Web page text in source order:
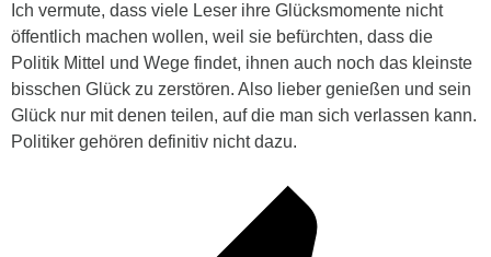
Ich vermute, dass viele Leser ihre Glücksmomente nicht
öffentlich machen wollen, weil sie befürchten, dass die
Politik Mittel und Wege findet, ihnen auch noch das kleinste
bisschen Glück zu zerstören. Also lieber genießen und sein
Glück nur mit denen teilen, auf die man sich verlassen kann.
Politiker gehören definitiv nicht dazu.